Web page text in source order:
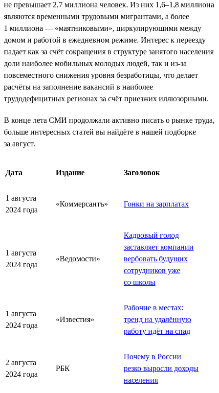
не превышает 2,7 миллиона человек. Из них 1,6–1,8 миллиона
являются временными трудовыми мигрантами, а более
1 миллиона — «маятниковыми», циркулирующими между
домом и работой в ежедневном режиме. Интерес к переезду
падает как за счёт сокращения в структуре занятого населения
доли наиболее мобильных молодых людей, так и из-за
повсеместного снижения уровня безработицы, что делает
расчёты на заполнение вакансий в наиболее
трудодефицитных регионах за счёт приезжих иллюзорными.
В конце лета СМИ продолжали активно писать о рынке труда,
больше интересных статей вы найдёте в нашей подборке
за август.
Дата Издание Заголовок
1 августа
2024 года
«Коммерсантъ» Гонки на зарплатах
1 августа
2024 года
«Ведомости»
Кадровый голод
заставляет компании
вербовать будущих
сотрудников уже
со школы
1 августа
2024 года
«Известия»
Рабочие в местах:
тренд на удалённую
работу идёт на спад
2 августа
2024 года
РБК
Почему в России
резко выросли доходы
населения